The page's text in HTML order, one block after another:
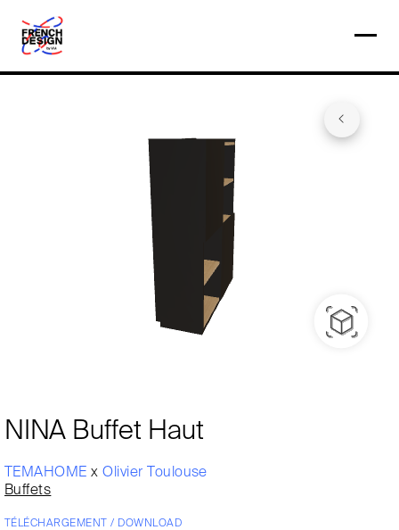
NINA Buffet Haut
TEMAHOMExOlivier Toulouse
Buffets
TÉLÉCHARGEMENT / DOWNLOAD